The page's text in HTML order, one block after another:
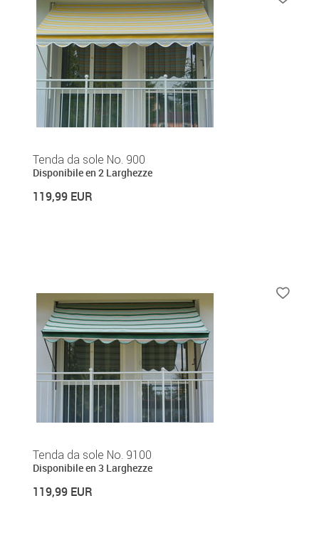
Tenda da sole No. 900
Disponibile en 2 Larghezze
119,99 EUR
Tenda da sole No. 9100
Disponibile en 3 Larghezze
119,99 EUR